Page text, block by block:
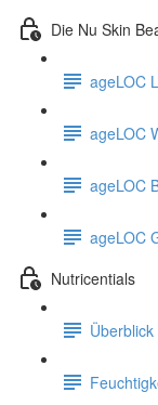
Die Nu Skin
ageLOC
ageLOC
ageLOC
ageLOC
Nutricentials
Überblick